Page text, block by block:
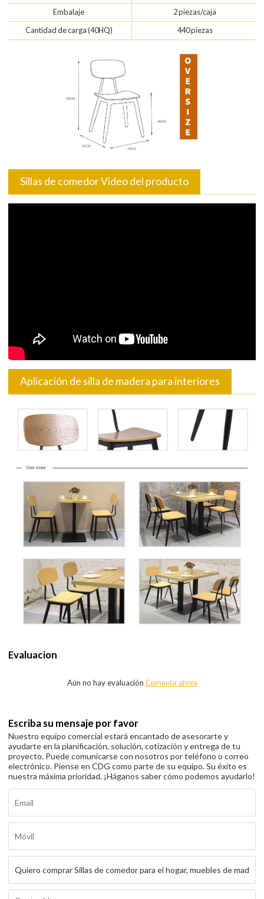
Embalaje
2 piezas/caja
Cantidad de carga (40HQ)
440 piezas
Sillas de comedor Video del producto
Aplicación de silla de madera para interiores
Evaluacion
Aún no hay evaluación Comenta ahora
Escriba su mensaje por favor
Nuestro equipo comercial estará encantado de asesorarte y
ayudarte en la planificación, solución, cotización y entrega de tu
proyecto. Puede comunicarse con nosotros por teléfono o correo
electrónico. Piense en CDG como parte de su equipo. Su éxito es
nuestra máxima prioridad. ¡Háganos saber cómo podemos ayudarlo!